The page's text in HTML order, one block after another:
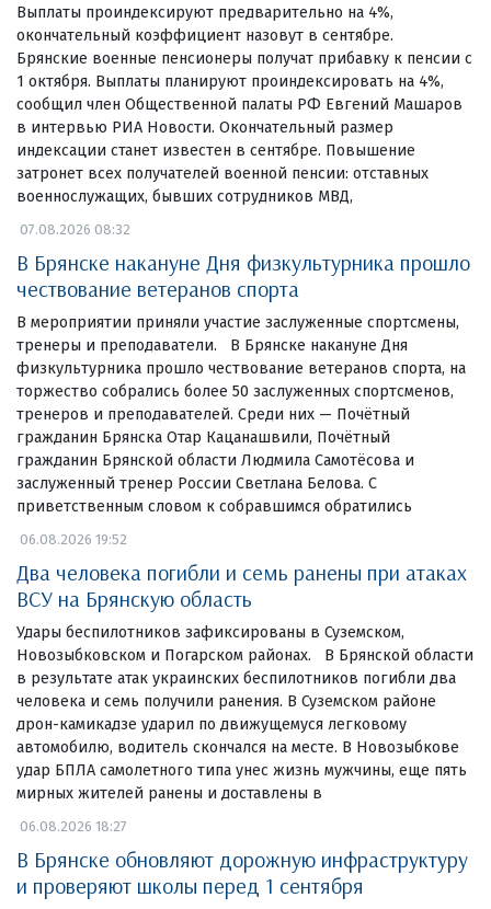
Выплаты проиндексируют предварительно на 4%,
окончательный коэффициент назовут в сентябре.
Брянские военные пенсионеры получат прибавку к пенсии с
1 октября. Выплаты планируют проиндексировать на 4%,
сообщил член Общественной палаты РФ Евгений Машаров
в интервью РИА Новости. Окончательный размер
индексации станет известен в сентябре. Повышение
затронет всех получателей военной пенсии: отставных
военнослужащих, бывших сотрудников МВД,
07.08.2026 08:32
В Брянске накануне Дня физкультурника прошло
чествование ветеранов спорта
В мероприятии приняли участие заслуженные спортсмены,
тренеры и преподаватели. В Брянске накануне Дня
физкультурника прошло чествование ветеранов спорта, на
торжество собрались более 50 заслуженных спортсменов,
тренеров и преподавателей. Среди них — Почётный
гражданин Брянска Отар Кацанашвили, Почётный
гражданин Брянской области Людмила Самотёсова и
заслуженный тренер России Светлана Белова. С
приветственным словом к собравшимся обратились
06.08.2026 19:52
Два человека погибли и семь ранены при атаках
ВСУ на Брянскую область
Удары беспилотников зафиксированы в Суземском,
Новозыбковском и Погарском районах. В Брянской области
в результате атак украинских беспилотников погибли два
человека и семь получили ранения. В Суземском районе
дрон-камикадзе ударил по движущемуся легковому
автомобилю, водитель скончался на месте. В Новозыбкове
удар БПЛА самолетного типа унес жизнь мужчины, еще пять
мирных жителей ранены и доставлены в
06.08.2026 18:27
В Брянске обновляют дорожную инфраструктуру
и проверяют школы перед 1 сентября